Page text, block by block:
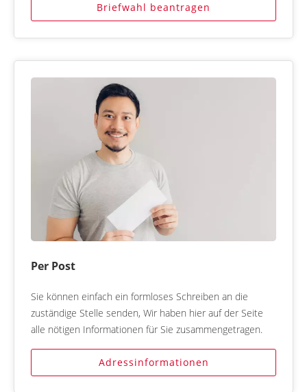
Briefwahl beantragen
Per Post
Sie können einfach ein formloses Schreiben an die
zuständige Stelle senden, Wir haben hier auf der Seite
alle nötigen Informationen für Sie zusammengetragen.
Adressinformationen